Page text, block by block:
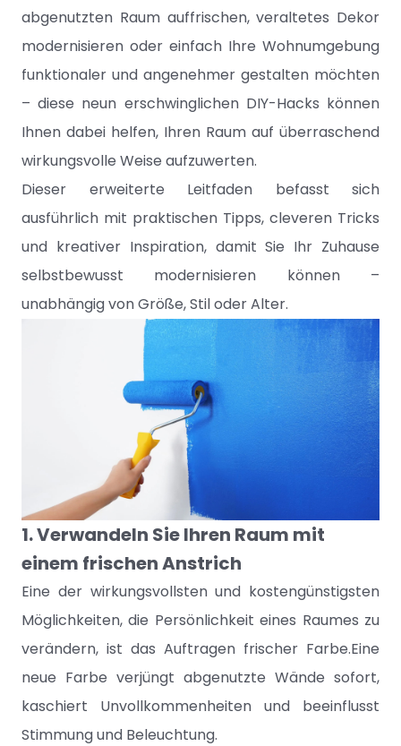
abgenutzten Raum auffrischen, veraltetes Dekor
modernisieren oder einfach Ihre Wohnumgebung
funktionaler und angenehmer gestalten möchten
– diese neun erschwinglichen DIY-Hacks können
Ihnen dabei helfen, Ihren Raum auf überraschend
wirkungsvolle Weise aufzuwerten.
Dieser erweiterte Leitfaden befasst sich
ausführlich mit praktischen Tipps, cleveren Tricks
und kreativer Inspiration, damit Sie Ihr Zuhause
selbstbewusst modernisieren können –
unabhängig von Größe, Stil oder Alter.
1. Verwandeln Sie Ihren Raum mit
einem frischen Anstrich
Eine der wirkungsvollsten und kostengünstigsten
Möglichkeiten, die Persönlichkeit eines Raumes zu
verändern, ist das Auftragen frischer Farbe.Eine
neue Farbe verjüngt abgenutzte Wände sofort,
kaschiert Unvollkommenheiten und beeinflusst
Stimmung und Beleuchtung.